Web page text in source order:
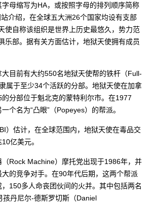
母缩写为HA，或按照字母的排列顺序简称
站介绍，在全球五大洲26个国家均设有支部
使自称该组织是世界上历史最悠久，势力范
乐部。据有关方面估计，地狱天使拥有成员
目前有大约550名地狱天使帮的铁杆（Full-
属于至少34个活跃的分部。地狱天使在加拿
分部位于魁北克的蒙特利尔市。在1977
个名为“凸眼”（Popeyes）的帮派。
）估计，在全球范围内，地狱天使在毒品交
亿美元。
Rock Machine）摩托党出现于1986年，并
的竞争对手。在90年代后期，这两个帮派
150多人命丧团伙间的火并。其中包括两名
孩丹尼尔-德斯罗切斯（Daniel